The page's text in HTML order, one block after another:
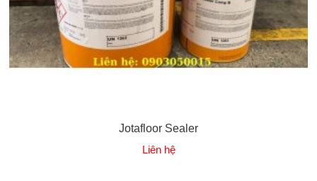
Jotafloor Sealer
Liên hệ